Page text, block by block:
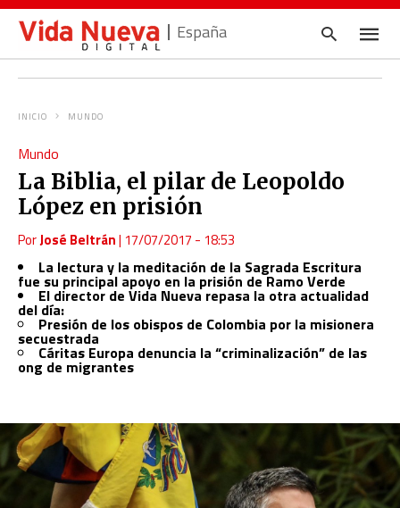
España
INICIO MUNDO
Mundo
La Biblia, el pilar de Leopoldo
López en prisión
PorJosé Beltrán| 17/07/2017 - 18:53
La lectura y la meditación de la Sagrada Escritura
fue su principal apoyo en la prisión de Ramo Verde
El director de Vida Nueva repasa la otra actualidad
del día:
Presión de los obispos de Colombia por la misionera
secuestrada
Cáritas Europa denuncia la “criminalización” de las
ong de migrantes